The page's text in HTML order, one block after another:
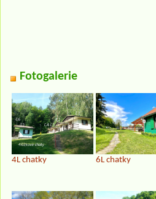
Fotogalerie
4L chatky 6L chatky